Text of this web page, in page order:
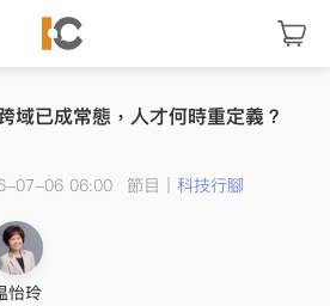
域已成常態，人才何時重定義？
07-06 06:00 節目｜ 科技行腳
怡玲